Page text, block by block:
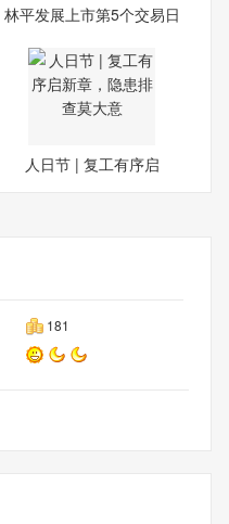
林平发展上市第5个交易日
人日节 | 复工有序启
181